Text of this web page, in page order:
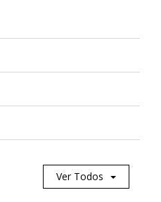
Ver Todos